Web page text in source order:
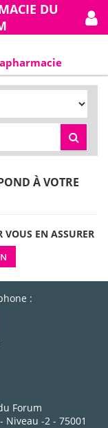
DU
À VOTRE
EN ASSURER
:
Forum
Niveau -2 - 75001